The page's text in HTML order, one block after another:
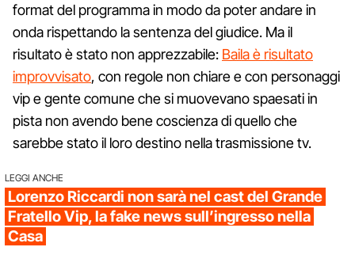
format del programma in modo da poter andare in
onda rispettando la sentenza del giudice. Ma il
risultato è stato non apprezzabile: Baila è risultato
improvvisato, con regole non chiare e con personaggi
vip e gente comune che si muovevano spaesati in
pista non avendo bene coscienza di quello che
sarebbe stato il loro destino nella trasmissione tv.
LEGGI ANCHE
Lorenzo Riccardi non sarà nel cast del Grande
Fratello Vip, la fake news sull’ingresso nella
Casa